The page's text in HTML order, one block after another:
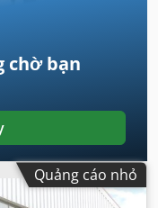
chờ bạn
Quảng cáo nhỏ